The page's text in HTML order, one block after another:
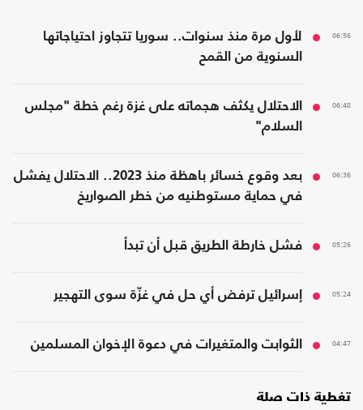
06:56
لأول مرة منذ سنوات.. سوريا تتجاوز احتياجاتها
السنوية من القمح
06:48
الاحتلال يكثف هجماته على غزة رغم خطة "مجلس
السلام"
06:36
بعد وقوع خسائر باهظة منذ 2023.. الاحتلال يفشل
في حماية مستوطنيه من خطر الصواريخ
05:26 فشل خارطة الطريق قبل أن تبدأ
05:24 إسرائيل ترفض أي حل في غزّة سوى التهجير
04:47 الثوابت والمتغيرات في دعوة الإخوان المسلمين
تغطية ذات صلة